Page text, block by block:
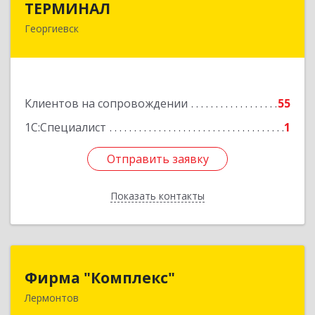
ТЕРМИНАЛ
Георгиевск
Клиентов на сопровождении
55
1С:Специалист
1
Отправить заявку
Показать контакты
357820, Ставропольский край, Георгиевск г,
Отправить заявку
Назад
Фирма "Комплекс"
Лермонтов
357348, Ставропольский край, Лермонтов г,